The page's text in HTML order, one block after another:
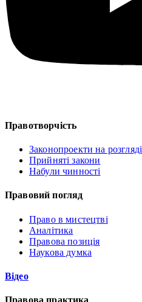
Правотворчість
Законопроекти на розгляді
Прийняті закони
Набули чинності
Правовий погляд
Право в мистецтві
Аналітика
Правова позиція
Наукова думка
Відео